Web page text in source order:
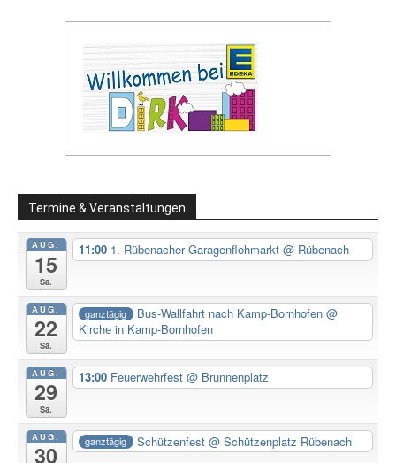
Termine & Veranstaltungen
AUG.
15
Sa.
11:00 1. Rübenacher Garagenflohmarkt @ Rübenach
AUG.
22
Sa.
ganztägig Bus-Wallfahrt nach Kamp-Bornhofen@
Kirche in Kamp-Bornhofen
AUG.
29
Sa.
13:00 Feuerwehrfest @ Brunnenplatz
AUG.
30
ganztägig Schützenfest@ Schützenplatz Rübenach